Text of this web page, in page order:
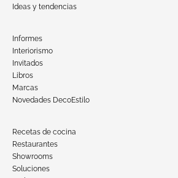
Ideas y tendencias
Informes
Interiorismo
Invitados
Libros
Marcas
Novedades DecoEstilo
Recetas de cocina
Restaurantes
Showrooms
Soluciones